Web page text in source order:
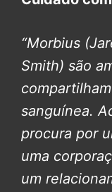
“Morbius
Smith) são
sanguínea.
procura por
uma
um